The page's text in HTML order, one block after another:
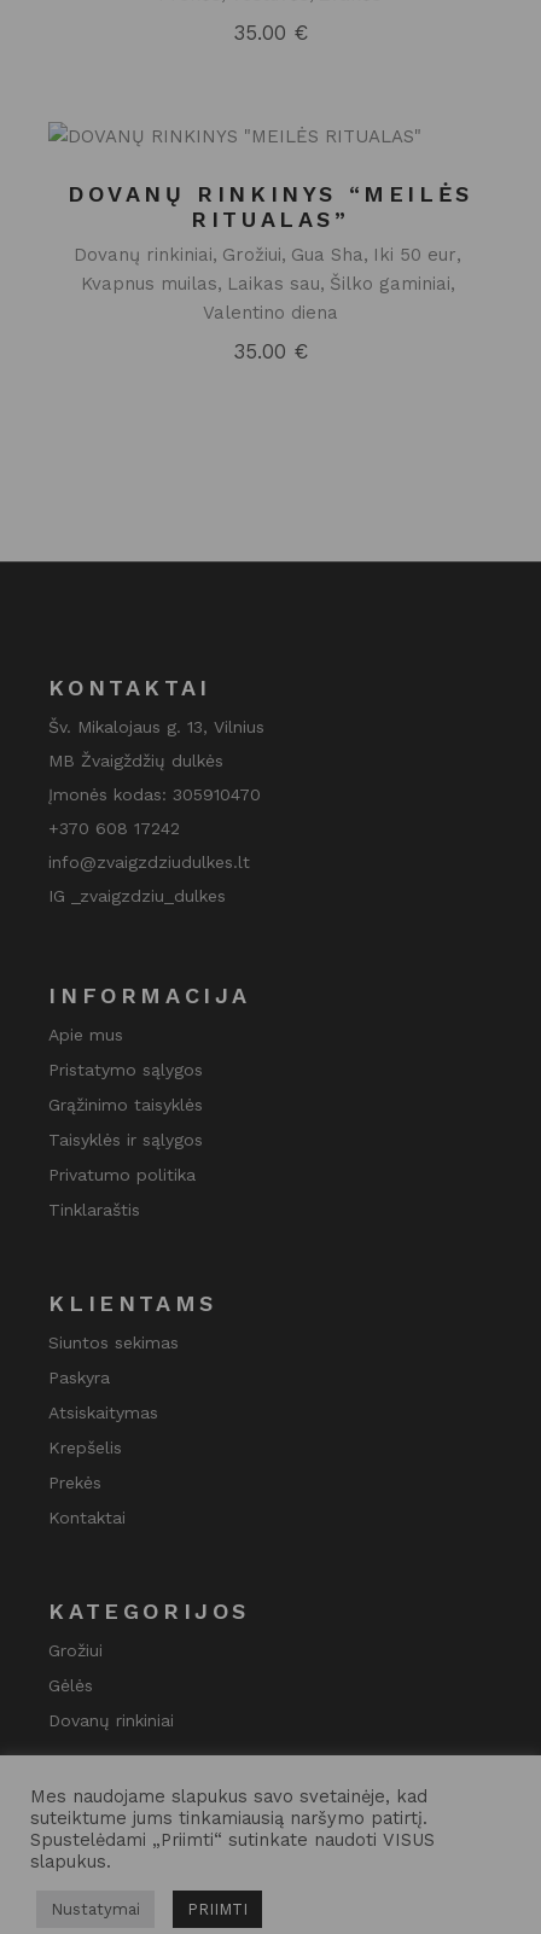
35.00 €
DOVANŲ RINKINYS “MEILĖS
RITUALAS”
Dovanų rinkiniai Grožiui Gua Sha
Iki 50 eur
Kvapnus muilas
Laikas sau Šilko gaminiai
Valentino diena
35.00 €
KONTAKTAI
Šv. Mikalojaus g. 13, Vilnius
MB Žvaigždžių dulkės
Įmonės kodas: 305910470
+370 608 17242
info@zvaigzdziudulkes.lt
IG _zvaigzdziu_dulkes
INFORMACIJA
Apie mus
Pristatymo sąlygos
Grąžinimo taisyklės
Taisyklės ir sąlygos
Privatumo politika
Tinklaraštis
KLIENTAMS
Siuntos sekimas
Paskyra
Atsiskaitymas
Krepšelis
Prekės
Kontaktai
KATEGORIJOS
Grožiui
Gėlės
Dovanų rinkiniai
Mes naudojame slapukus savo svetainėje, kad
suteiktume jums tinkamiausią naršymo patirtį.
Spustelėdami „Priimti“ sutinkate naudoti VISUS
slapukus.
Nustatymai PRIIMTI